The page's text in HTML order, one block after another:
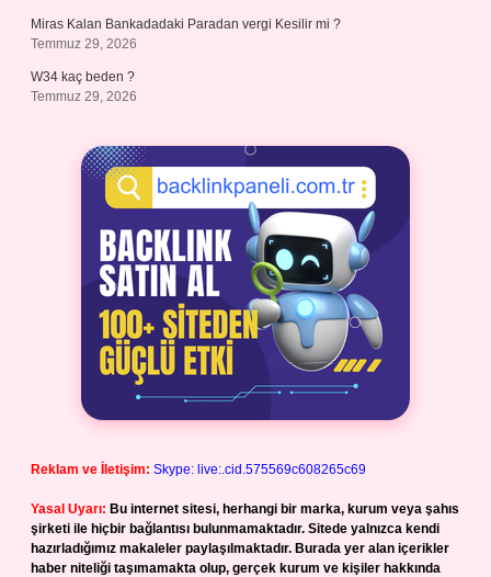
Miras Kalan Bankadadaki Paradan vergi Kesilir mi ?
Temmuz 29, 2026
W34 kaç beden ?
Temmuz 29, 2026
Reklam ve İletişim: Skype: live:.cid.575569c608265c69
Yasal Uyarı: Bu internet sitesi, herhangi bir marka, kurum veya şahıs
şirketi ile hiçbir bağlantısı bulunmamaktadır. Sitede yalnızca kendi
hazırladığımız makaleler paylaşılmaktadır. Burada yer alan içerikler
haber niteliği taşımamakta olup, gerçek kurum ve kişiler hakkında